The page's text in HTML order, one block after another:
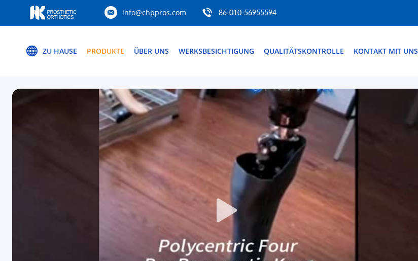
info@chppros.com 86-010-56955594
ZU HAUSE PRODUKTE ÜBER UNS WERKSBESICHTIGUNG QUALITÄTSKONTROLLE KONTAKT MIT UNS